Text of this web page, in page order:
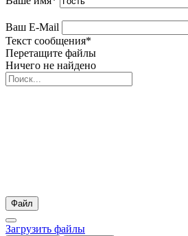
Ваш E-Mail
Текст сообщения*
Перетащите файлы
Ничего не найдено
Файл
Загрузить файлы